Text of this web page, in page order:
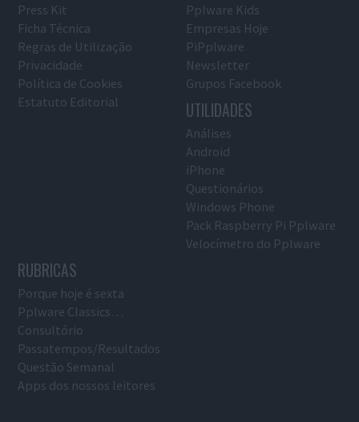
Press Kit
Ficha Técnica
Regras de Utilização
Privacidade
Política de Cookies
Estatuto Editorial
Pplware Kids
Empresas Hoje
PiPplware
Newsletter
Grupos Facebook
UTILIDADES
Análises
Android
iPhone
Questionários
Windows Phone
Pack Raspberry Pi Pplware
Velocímetro do Pplware
RUBRICAS
Porque hoje é sexta
Pplware Classics…
Consultório
Passatempos/Resultados
Questão Semanal
Apps dos nossos leitores